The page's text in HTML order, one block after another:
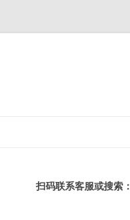
扫码联系客服或搜索：